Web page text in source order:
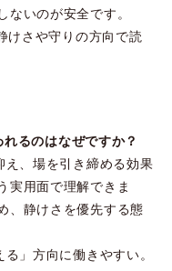
いのが安全です。
けさや守りの方向で読
るのはなぜですか？
、場を引き締める効果
実用面で理解できま
、静けさを優先する態
」方向に働きやすい。